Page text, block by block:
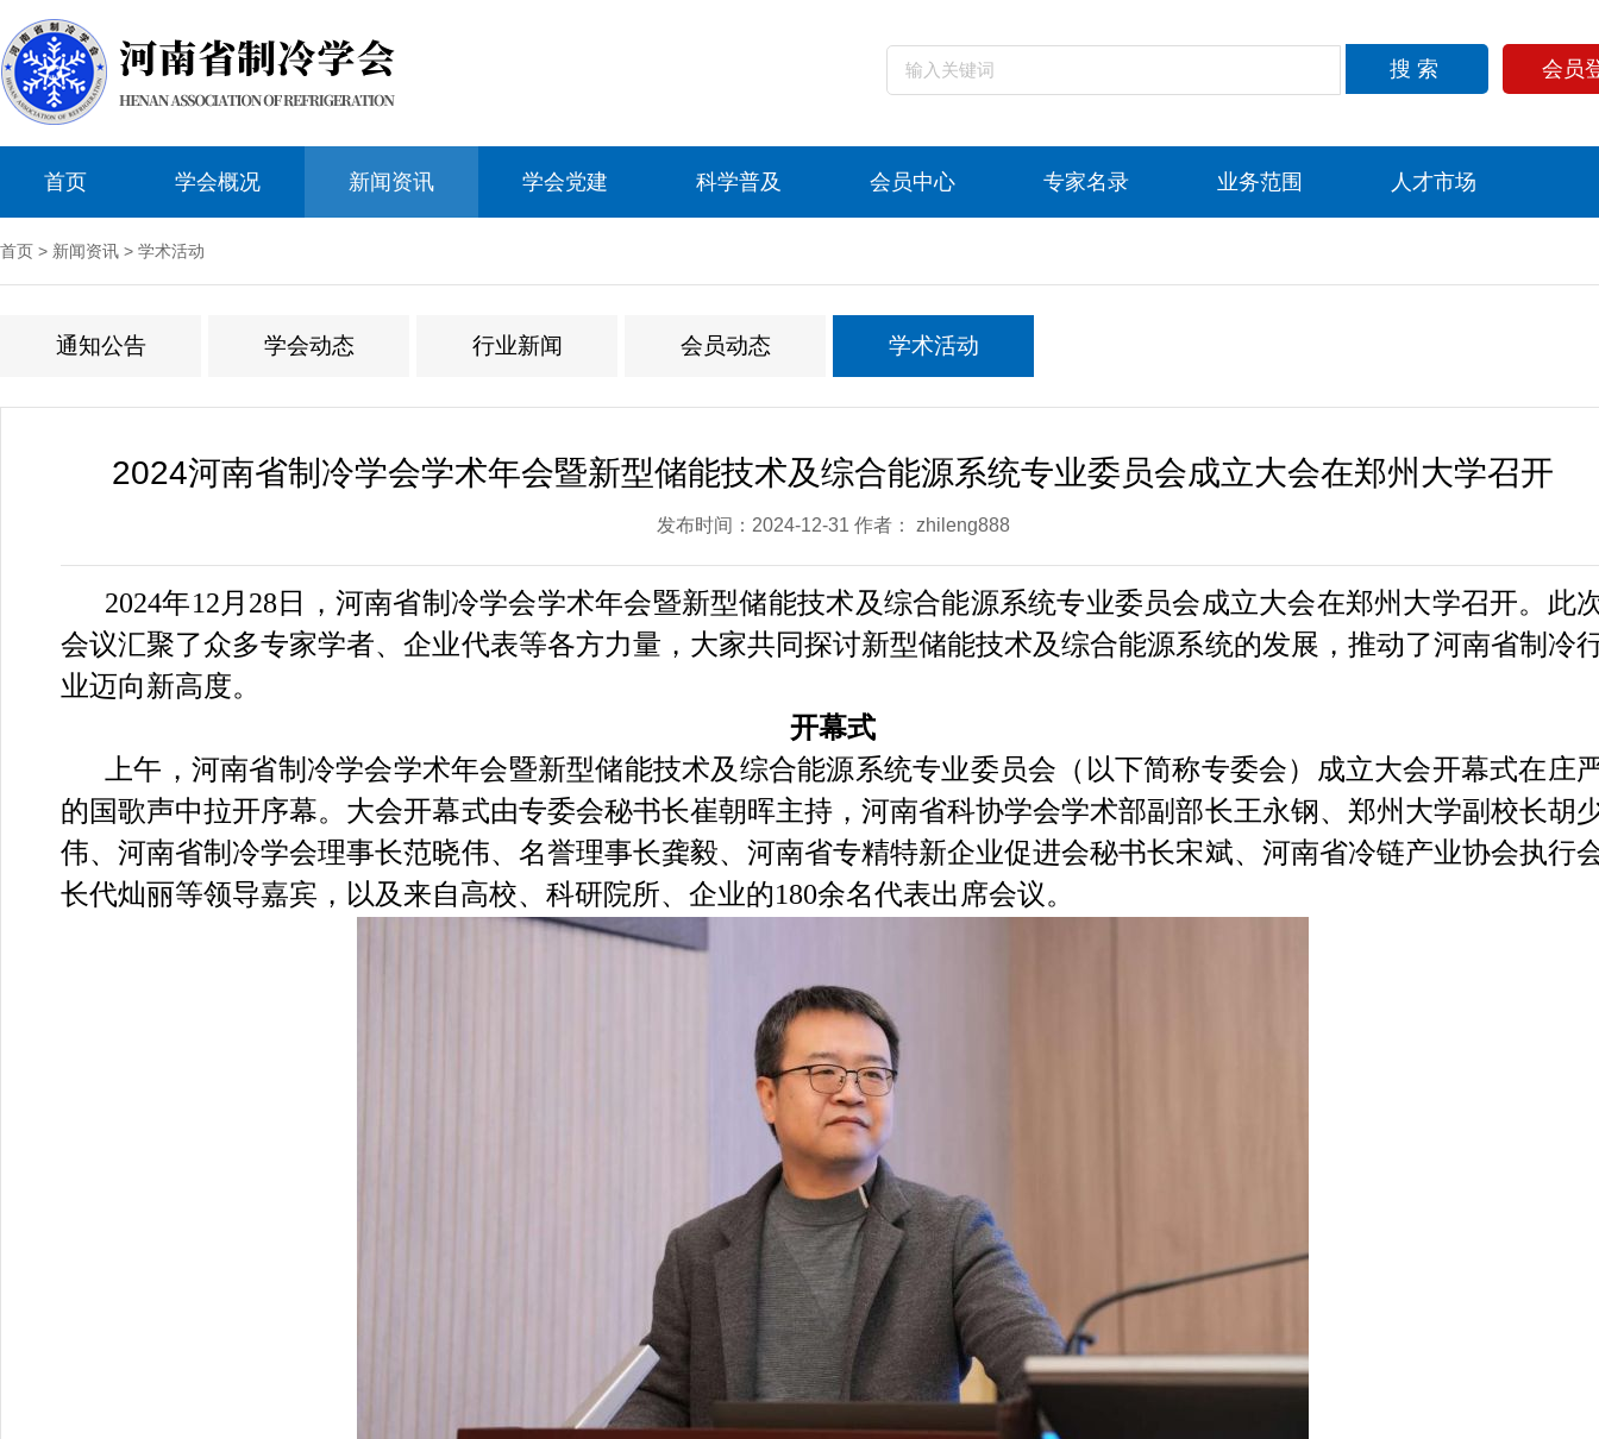
会员
搜索
首页 学会概况 新闻资讯 学会党建 科学普及 会员中心 专家名录 业务范围 人才市场
首页 > 新闻资讯 > 学术活动
通知公告 学会动态 行业新闻 会员动态 学术活动
2024河南省制冷学会学术年会暨新型储能技术及综合能源系统专业委员会成立大会在郑州大学召开
发布时间：2024-12-31 作者： zhileng888
2024年12月28日，河南省制冷学会学术年会暨新型储能技术及综合能源系统专业委员会成立大会在郑州大学召开。此
会议汇聚了众多专家学者、企业代表等各方力量，大家共同探讨新型储能技术及综合能源系统的发展，推动了河南省制冷
业迈向新高度。
开幕式
上午，河南省制冷学会学术年会暨新型储能技术及综合能源系统专业委员会（以下简称专委会）成立大会开幕式在庄
的国歌声中拉开序幕。大会开幕式由专委会秘书长崔朝晖主持，河南省科协学会学术部副部长王永钢、郑州大学副校长胡
伟、河南省制冷学会理事长范晓伟、名誉理事长龚毅、河南省专精特新企业促进会秘书长宋斌、河南省冷链产业协会执行
长代灿丽等领导嘉宾，以及来自高校、科研院所、企业的180余名代表出席会议。